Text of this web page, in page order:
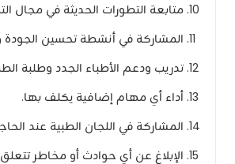
متابعة التطورات الحديثة في مجال
المشاركة في أنشطة تحسين الجودة
تدريب ودعم الأطباء الجدد وطلبة
أداء أي مهام إضافية يكلف بها.
المشاركة في اللجان الطبية عند
الإبلاغ عن أي حوادث أو مخاطر